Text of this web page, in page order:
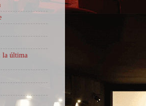
la última